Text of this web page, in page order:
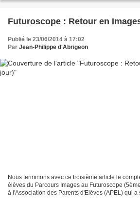
Futuroscope : Retour en
Publié le 23/06/2014 à 17:02
Par Jean-Philippe d'Abrigeon
Nous terminons avec ce troisième article le
élèves du Parcours Images au Futuroscope
à l'Association des Parents d'Elèves (APEL) qui a